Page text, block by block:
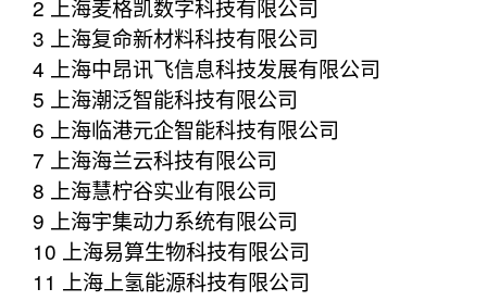
2 上海麦格凯数字科技有限公司
3 上海复命新材料科技有限公司
4 上海中昂讯飞信息科技发展有限公司
5 上海潮泛智能科技有限公司
6 上海临港元企智能科技有限公司
7 上海海兰云科技有限公司
8 上海慧柠谷实业有限公司
9 上海宇集动力系统有限公司
10 上海易算生物科技有限公司
11 上海上氢能源科技有限公司